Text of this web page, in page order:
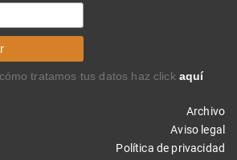
tratamos tus datos haz click aquí
Archivo
Aviso legal
Política de privacidad